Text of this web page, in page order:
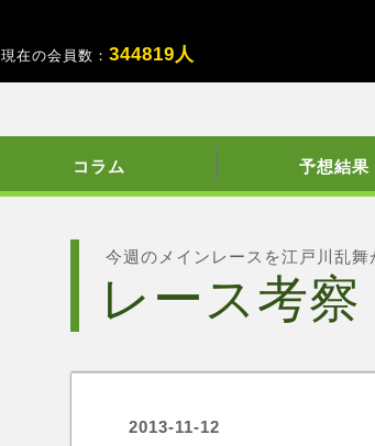
現在の会員数：344819人
コラム 予想結果
今週のメインレースを江戸川乱舞
レース考察
2013-11-12